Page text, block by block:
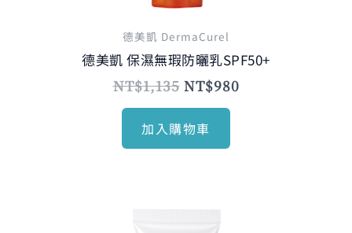
德美凱 DermaCurel
德美凱 保濕無瑕防曬乳SPF50+
NT$1,135 NT$980
加入購物車